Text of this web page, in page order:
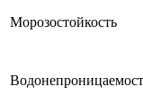
Морозостойкость